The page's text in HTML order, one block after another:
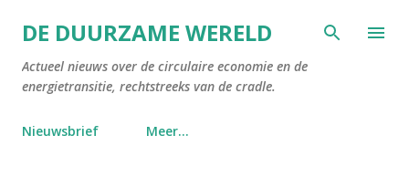
Doorgaan naar hoofdcontent
DE DUURZAME WERELD
Actueel nieuws over de circulaire economie en de
energietransitie, rechtstreeks van de cradle.
Nieuwsbrief Meer…